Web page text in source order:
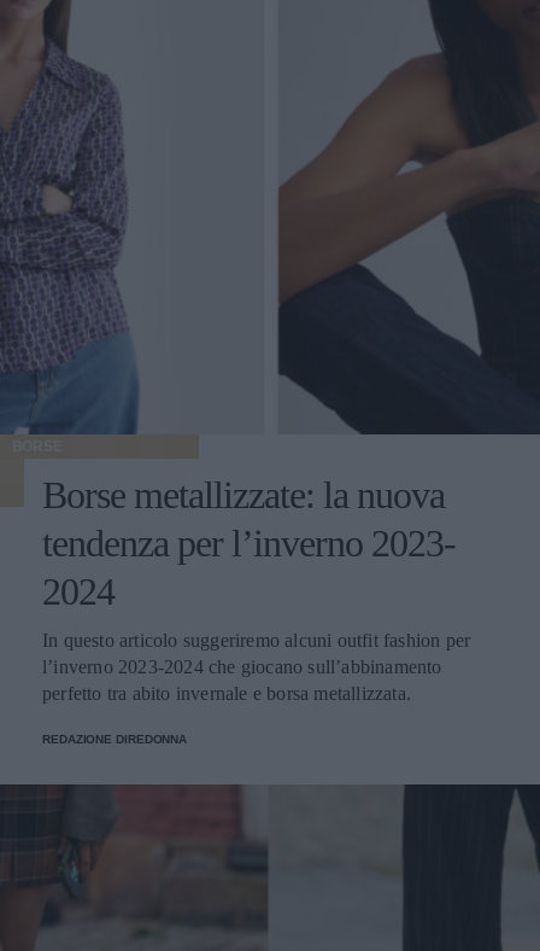
BORSE
Borse metallizzate: la nuova
tendenza per l’inverno 2023-
2024
In questo articolo suggeriremo alcuni outfit fashion per
l’inverno 2023-2024 che giocano sull’abbinamento
perfetto tra abito invernale e borsa metallizzata.
REDAZIONE DIREDONNA